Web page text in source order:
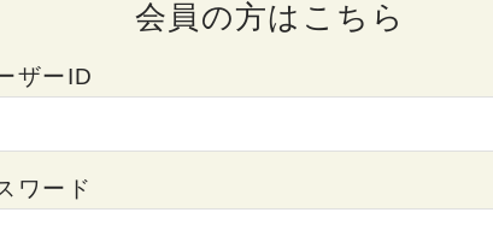
会員の方はこちら
ザーID
ワード